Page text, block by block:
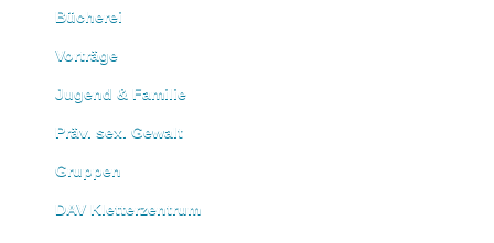
Bücherei
Vorträge
Jugend & Familie
Präv. sex. Gewalt
Gruppen
DAV Kletterzentrum